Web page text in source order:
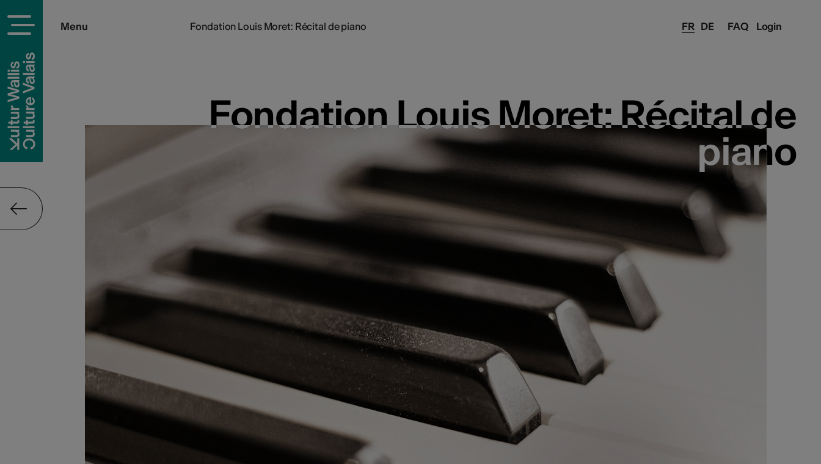
FAQ Login
Menu FR DE
Fondation Louis Moret: Récital de piano
Fondation Louis Moret: Récital de
piano
Fondation Louis Moret: Récital de
piano